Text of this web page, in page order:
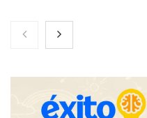
El 82% de empresas
disponible: 100.000€ para
Nicols presenta seis
eclipse solar del 12 de agosto